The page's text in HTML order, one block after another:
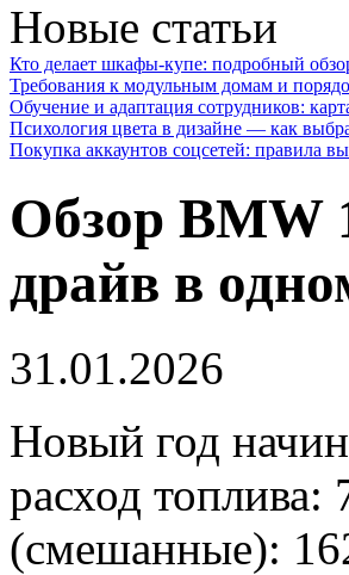
Новые статьи
Кто делает шкафы-купе: подробный
Требования к модульным домам и
Обучение и адаптация сотрудников:
Психология цвета в дизайне — как
Покупка аккаунтов соцсетей: правила
Обзор BMW
драйв в
31.01.2026
Новый год
расход
(смешанные):